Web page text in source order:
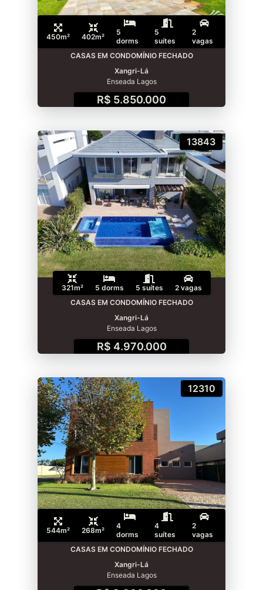
450m² 402m²
5
dorms
5
suítes
2
vagas
CASAS EM CONDOMÍNIO FECHADO
Xangri-Lá
Enseada Lagos
R$ 5.850.000
13843
321m² 5 dorms 5 suítes
2 vagas
CASAS EM CONDOMÍNIO FECHADO
Xangri-Lá
Enseada Lagos
R$ 4.970.000
12310
544m² 268m²
4
dorms
4
suítes
2
vagas
CASAS EM CONDOMÍNIO FECHADO
Xangri-Lá
Enseada Lagos